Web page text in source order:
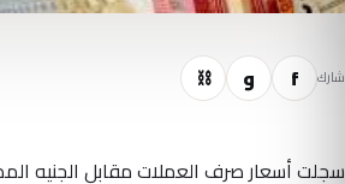
شارك f و ⛓
سجلت أسعار صرف العملات مقابل الجنيه